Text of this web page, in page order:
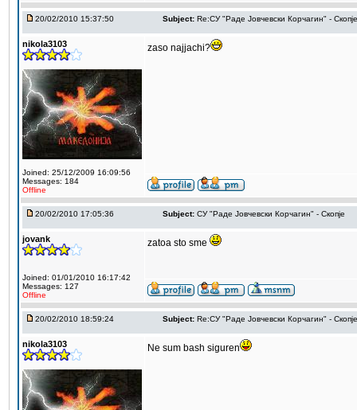
20/02/2010 15:37:50 Subject: Re:СУ "Раде Јовчевски Корчагин" - Скопје
nikola3103
Joined: 25/12/2009 16:09:56
Messages: 184
Offline
zaso najjachi?
20/02/2010 17:05:36 Subject: СУ "Раде Јовчевски Корчагин" - Скопје
jovank
Joined: 01/01/2010 16:17:42
Messages: 127
Offline
zatoa sto sme
20/02/2010 18:59:24 Subject: Re:СУ "Раде Јовчевски Корчагин" - Скопје
nikola3103 Ne sum bash siguren